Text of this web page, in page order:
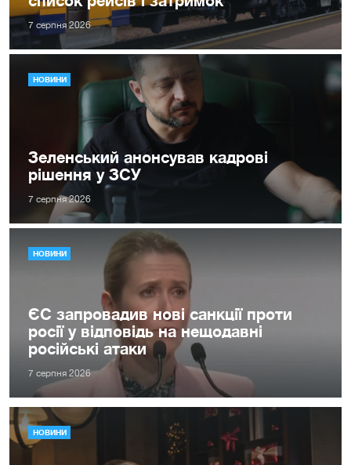
7 серпня 2026
НОВИНИ
Зеленський анонсував кадрові
рішення у ЗСУ
7 серпня 2026
НОВИНИ
ЄС запровадив нові санкції проти
росії у відповідь на нещодавні
російські атаки
7 серпня 2026
НОВИНИ